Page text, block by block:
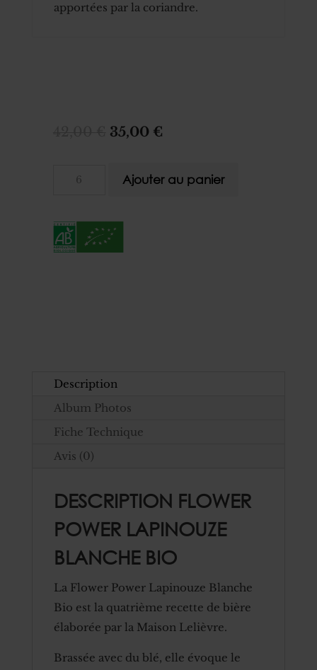
apportées par la coriandre.
Le
initial
était :
35,00 €Le
est :
Power
Lapinouze
Ajouter au panier
Description
Album Photos
Fiche Technique
Avis (0)
DESCRIPTION FLOWER
POWER LAPINOUZE
BLANCHE BIO
La Flower Power Lapinouze Blanche
Bio est la quatrième recette de bière
élaborée par la Maison Lelièvre.
Brassée avec du blé, elle évoque le